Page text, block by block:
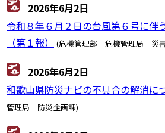
2026年6月2日
令和８年６月２日の台風第６号に伴
（第１報）
(危機管理部 危機管理局 災
2026年6月2日
和歌山県防災ナビの不具合の解消に
管理局 防災企画課)